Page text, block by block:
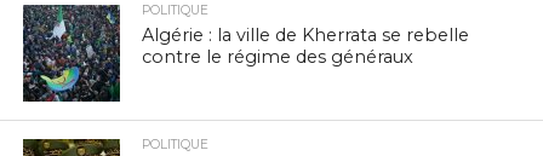
POLITIQUE
Algérie : la ville de Kherrata se rebelle
contre le régime des généraux
POLITIQUE